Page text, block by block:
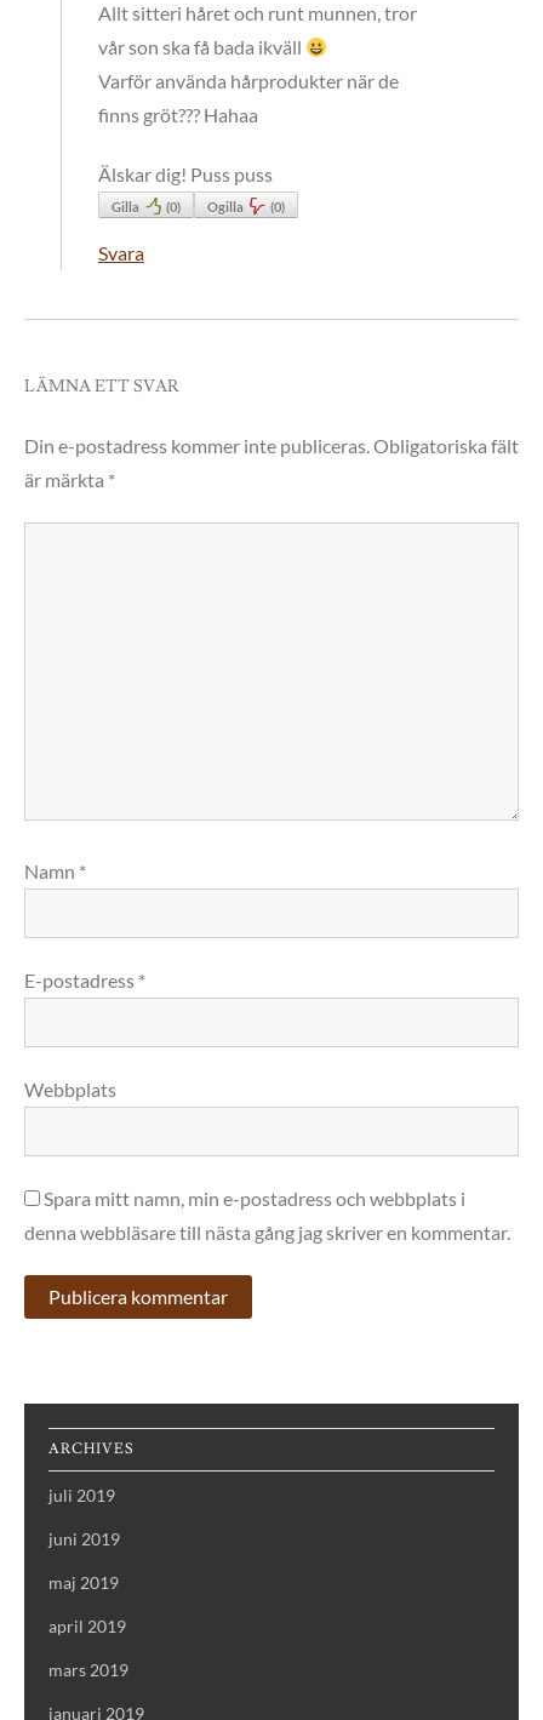
Allt sitteri håret och runt munnen, tror
vår son ska få bada ikväll
Varför använda hårprodukter när de
finns gröt??? Hahaa
Älskar dig! Puss puss
Gilla (0) Ogilla (0)
Svara
LÄMNA ETT SVAR
Din e-postadress kommer inte publiceras. Obligatoriska fält
är märkta *
Namn *
E-postadress *
Webbplats
Spara mitt namn, min e-postadress och webbplats i
denna webbläsare till nästa gång jag skriver en kommentar.
ARCHIVES
juli 2019
juni 2019
maj 2019
april 2019
mars 2019
januari 2019